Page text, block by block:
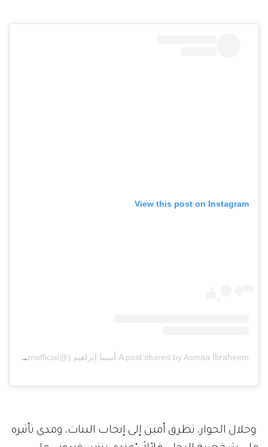
View this post on Instagram
A post shared by Asmaa Ibraheem أسما إبراهيم (@asmaa_ibraheemofficial)
وخلال الحوار، تطرق أمين إلى إنجاب البنات، ومدى تأثيره